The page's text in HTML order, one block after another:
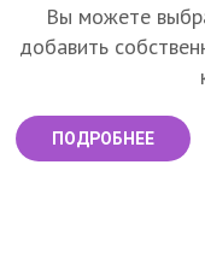
Вы можете
добавить
ПОДРОБНЕЕ